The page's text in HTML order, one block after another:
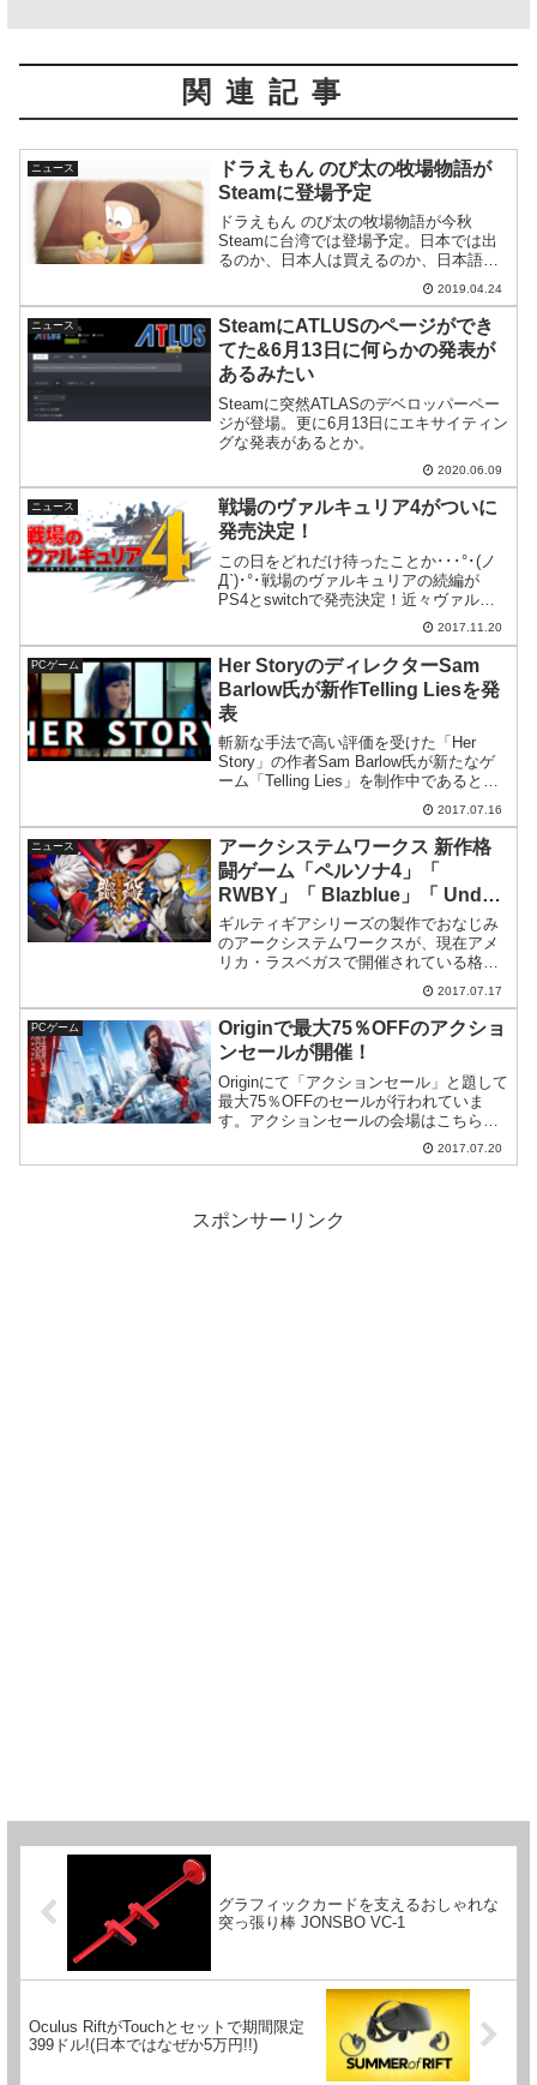
関連記事
ニュース
ドラえもん のび太の牧場物語が
Steamに登場予定
ドラえもん のび太の牧場物語が今秋
Steamに台湾では登場予定。日本では出
るのか、日本人は買えるのか、日本語が
あるのかなど不透明な部分も多いのです
2019.04.24
ニュース
SteamにATLUSのページができ
てた&6月13日に何らかの発表が
あるみたい
Steamに突然ATLASのデベロッパーペー
ジが登場。更に6月13日にエキサイティン
グな発表があるとか。
2020.06.09
ニュース
戦場のヴァルキュリア4がついに
発売決定！
この日をどれだけ待ったことか･･･°･(ノ
Д`)･°･戦場のヴァルキュリアの続編が
PS4とswitchで発売決定！近々ヴァルキ
ュリアシリーズに関する発表があるよー
と先日よりアナウンスされていました
が、なんと戦場のヴァルキュリアの正当
な続編、...
2017.11.20
PCゲーム
Her StoryのディレクターSam
Barlow氏が新作Telling Liesを発
表
斬新な手法で高い評価を受けた「Her
Story」の作者Sam Barlow氏が新たなゲ
ーム「Telling Lies」を制作中であると
variety.comにて報道されています。概要
をかいつまんで要約すると Her Storyと同
じくイン...
2017.07.16
ニュース
アークシステムワークス 新作格
闘ゲーム「ペルソナ4」「
RWBY」「 Blazblue」「 Under
Night In-birth」のキャラが登場
する新作格闘ゲームBlazblue
Cross Tag Battleを発表
ギルティギアシリーズの製作でおなじみ
のアークシステムワークスが、現在アメ
リカ・ラスベガスで開催されている格闘
ゲームイベントEvo 2017において、新作
格闘ゲームBlazblue Cross Tag Battleを発
表しました。紹介映像はこ...
2017.07.17
PCゲーム
Originで最大75％OFFのアクショ
ンセールが開催！
Originにて「アクションセール」と題して
最大75％OFFのセールが行われていま
す。アクションセールの会場はこちらで
す。気になるゲームを挙げてみますと
Tom Clancy's Ghost Recon® Wildlands
2017.07.20
スポンサーリンク
グラフィックカードを支えるおしゃれな
突っ張り棒 JONSBO VC-1
Oculus RiftがTouchとセットで期間限定
399ドル!(日本ではなぜか5万円!!)